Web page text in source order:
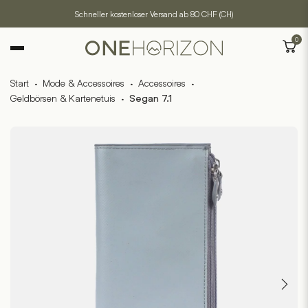
Schneller kostenloser Versand ab 80 CHF (CH)
0
Start · Mode & Accessoires · Accessoires ·
Geldbörsen & Kartenetuis · Segan 7.1